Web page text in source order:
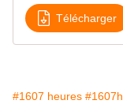
Télécharger
#1607 heures #1607h